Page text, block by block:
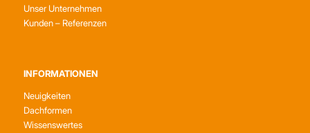
Unser Unternehmen
Kunden – Referenzen
INFORMATIONEN
Neuigkeiten
Dachformen
Wissenswertes